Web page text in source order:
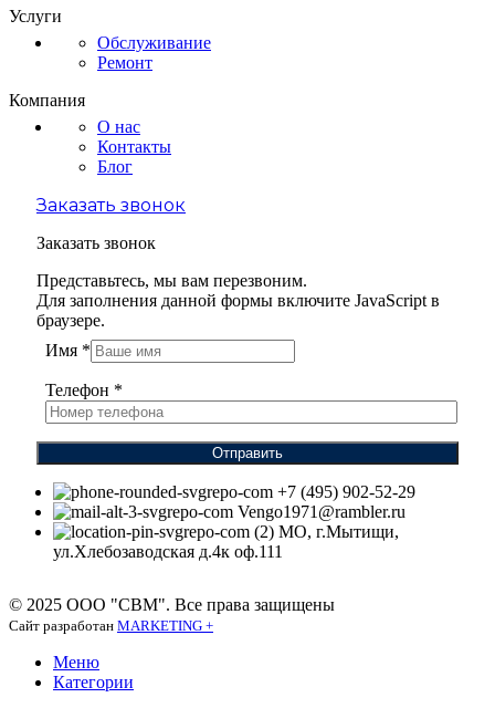
Услуги
Обслуживание
Ремонт
Компания
О нас
Контакты
Блог
Заказать звонок
Заказать звонок
Представьтесь, мы вам перезвоним.
Для заполнения данной формы включите JavaScript в
браузере.
Имя *
Телефон *
Отправить
+7 (495) 902-52-29
Vengo1971@rambler.ru
МО, г.Мытищи,
ул.Хлебозаводская д.4к оф.111
© 2025 ООО "СВМ". Все права защищены
Сайт разработан MARKETING +
Меню
Категории